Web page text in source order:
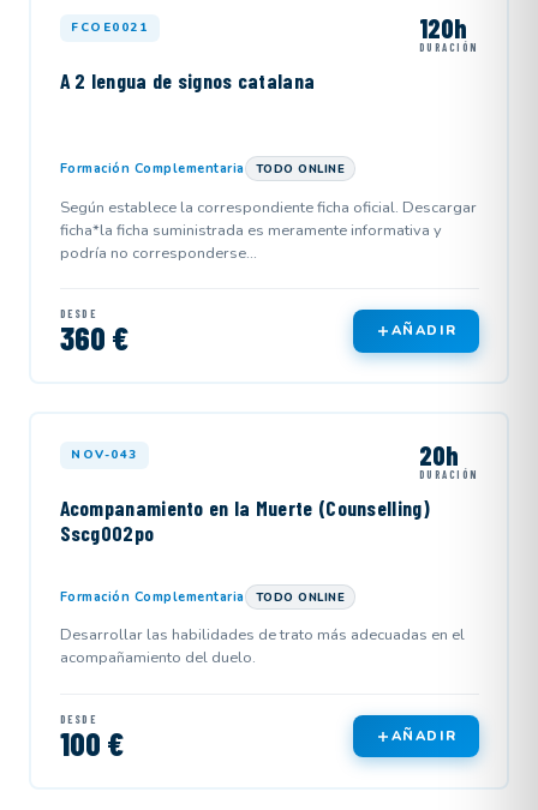
FCOE0021 120h
DURACIÓN
A 2 lengua de signos catalana
Formación Complementaria TODO ONLINE
Según establece la correspondiente ficha oficial. Descargar
ficha*la ficha suministrada es meramente informativa y
podría no corresponderse...
DESDE
360 € AÑADIR
NOV-043 20h
DURACIÓN
Acompanamiento en la Muerte (Counselling)
Sscg002po
Formación Complementaria TODO ONLINE
Desarrollar las habilidades de trato más adecuadas en el
acompañamiento del duelo.
DESDE
100 € AÑADIR